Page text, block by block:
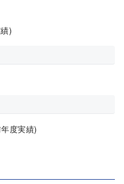
)
度実績)